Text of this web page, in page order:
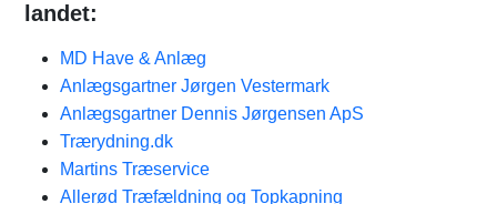
landet:
MD Have & Anlæg
Anlægsgartner Jørgen Vestermark
Anlægsgartner Dennis Jørgensen ApS
Trærydning.dk
Martins Træservice
Allerød Træfældning og Topkapning